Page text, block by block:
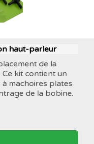
haut-parleur
de la
kit contient un
machoires plates
de la bobine.